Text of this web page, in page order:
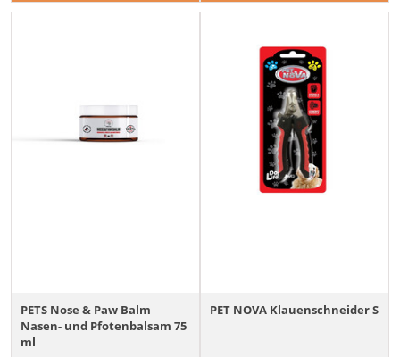
PETS Nose & Paw Balm
Nasen- und Pfotenbalsam 75
ml
PET NOVA Klauenschneider S